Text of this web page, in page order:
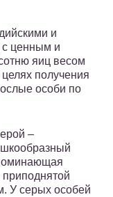
и
ценным и
яиц весом
получения
особи по
–
У серых особей